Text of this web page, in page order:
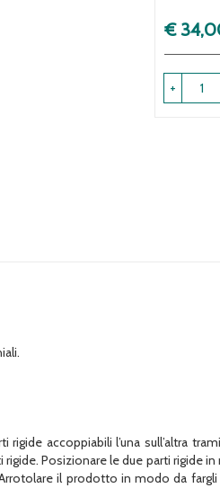
Prezzo
€
+
accoppiabili l’una sull’altra
Posizionare le due parti rigide
il prodotto in modo da